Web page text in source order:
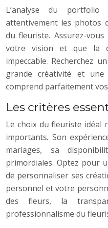
L’analyse du portfolio
attentivement les photos
du fleuriste. Assurez-
votre vision et que la
impeccable. Recherchez
grande créativité et
comprend parfaitement
Les critères
Le choix du fleuriste idéal
importants. Son
mariages, sa
primordiales. Optez pour
de personnaliser ses
personnel et votre
des fleurs, la
professionnalisme du